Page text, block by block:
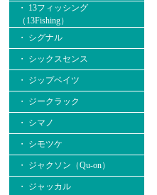
・ 13フィッシング
（13Fishing）
・ シグナル
・ シックスセンス
・ ジップベイツ
・ ジークラック
・ シマノ
・ シモツケ
・ ジャクソン（Qu-on）
・ ジャッカル